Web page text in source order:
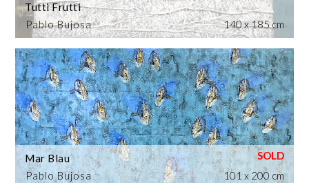
Pablo Bujosa
Tutti Frutti
140 x 185 cm
Pablo Bujosa
Mar Blau
101 x 200 cm